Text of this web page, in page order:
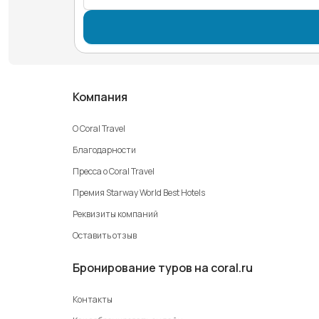
Компания
О Coral Travel
Благодарности
Пресса о Coral Travel
Премия Starway World Best Hotels
Реквизиты компаний
Оставить отзыв
Бронирование туров на coral.ru
Контакты